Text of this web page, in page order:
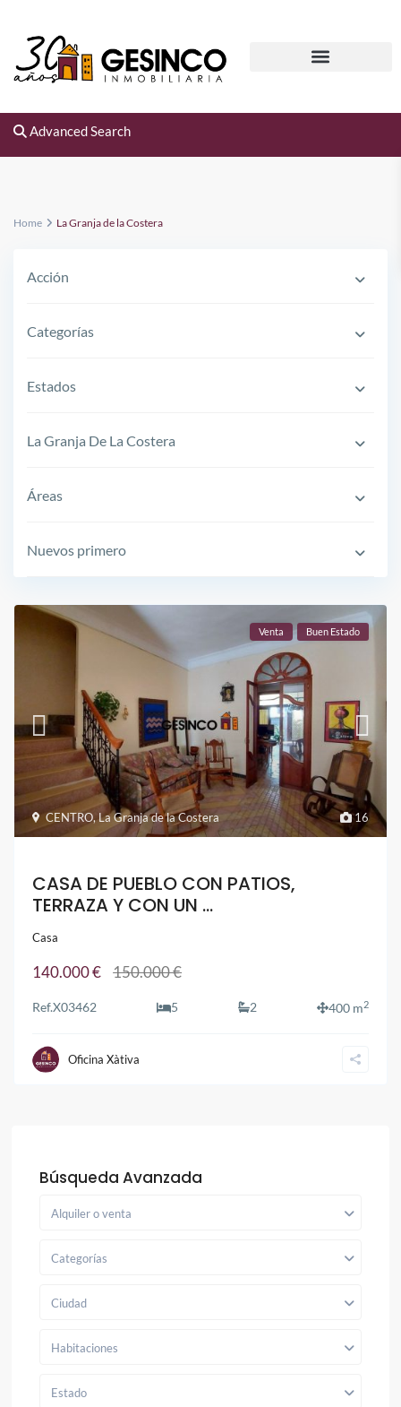
Advanced Search
Home La Granja de la Costera
Acción
Categorías
Estados
La Granja De La Costera
Áreas
Nuevos primero
16
CENTRO,La Granja de la Costera
Venta Buen Estado
CASA DE PUEBLO CON PATIOS,
TERRAZA Y CON UN ...
Casa
140.000 € 150.000 €
Ref.X03462 5 2 400 m2
Oficina Xàtiva
Búsqueda Avanzada
Alquiler o venta
Categorías
Ciudad
Habitaciones
Estado